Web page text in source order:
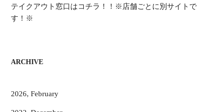
テイクアウト窓口はコチラ！！※店舗ごとに別サイトで
す！※
ARCHIVE
2026, February